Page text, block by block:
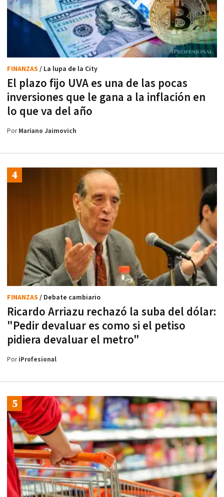
El plazo fijo UVA es una de las pocas
inversiones que le gana a la inflación en
lo que va del año
FINANZAS / La lupa de la City
PorMariano Jaimovich
Ricardo Arriazu rechazó la suba del dólar:
"Pedir devaluar es como si el petiso
pidiera devaluar el metro"
FINANZAS / Debate cambiario
PoriProfesional